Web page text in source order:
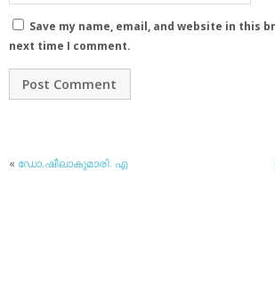
Save my name, email, and website in this
next time I comment.
« ഡോ.ഷീലാകുമാരി. എ